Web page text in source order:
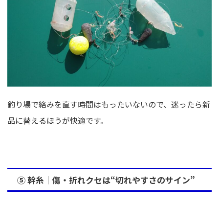
釣り場で絡みを直す時間はもったいないので、迷ったら新
品に替えるほうが快適です。
⑤ 幹糸｜傷・折れクセは“切れやすさのサイン”